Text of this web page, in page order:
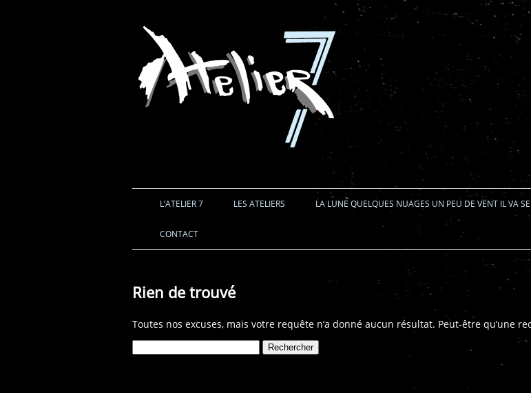
Aller au
L’ATELIER 7 LES ATELIERS LA LUNE QUELQUES NUAGES UN PEU DE VENT IL VA
CONTACT
Rien de trouvé
Toutes nos excuses, mais votre requête n’a donné aucun résultat. Peut-être qu’une